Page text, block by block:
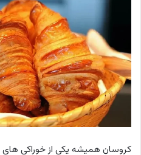
کروسان همیشه یکی از خوراکی های